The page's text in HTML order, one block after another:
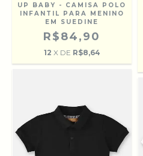
UP BABY - CAMISA POLO
INFANTIL PARA MENINO
EM SUEDINE
R$84,90
12 X DE R$8,64